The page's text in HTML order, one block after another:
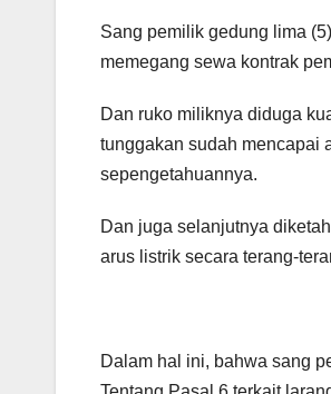
Sang pemilik gedung lima
memegang sewa kontrak
Dan ruko miliknya diduga
tunggakan sudah mencapai
sepengetahuannya.
Dan juga selanjutnya
arus listrik secara terang-
Dalam hal ini, bahwa sang